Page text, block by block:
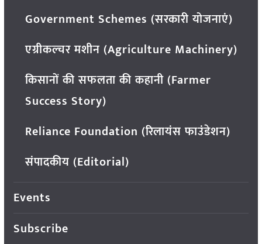
Government Schemes (सरकारी योजनाएं)
एग्रीकल्चर मशीन (Agriculture Machinery)
किसानों की सफलता की कहानी (Farmer
Success Story)
Reliance Foundation (रिलायंस फाउंडेशन)
संपादकीय (Editorial)
Events
Subscribe